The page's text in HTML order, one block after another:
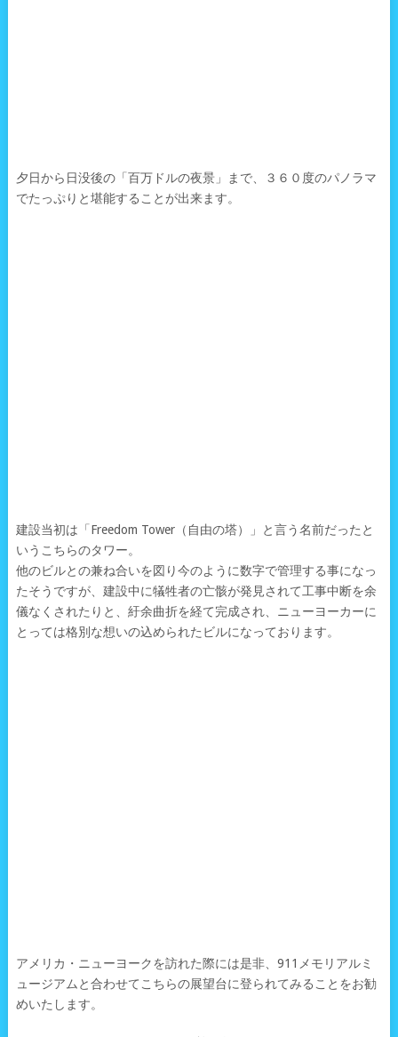
夕日から日没後の「百万ドルの夜景」まで、３６０度のパノラマ
でたっぷりと堪能することが出来ます。
建設当初は「Freedom Tower（自由の塔）」と言う名前だったと
いうこちらのタワー。
他のビルとの兼ね合いを図り今のように数字で管理する事になっ
たそうですが、建設中に犠牲者の亡骸が発見されて工事中断を余
儀なくされたりと、紆余曲折を経て完成され、ニューヨーカーに
とっては格別な想いの込められたビルになっております。
アメリカ・ニューヨークを訪れた際には是非、911メモリアルミ
ュージアムと合わせてこちらの展望台に登られてみることをお勧
めいたします。